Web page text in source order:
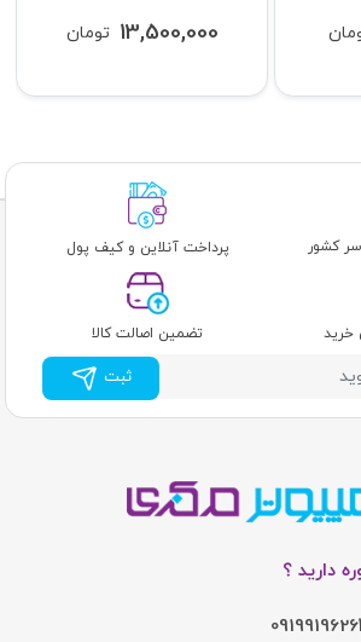
تومان 13,500,000
کشور پرداخت آنلاین و کیف پول
خرید تضمین اصالت کالا
ثبت
دارید ؟